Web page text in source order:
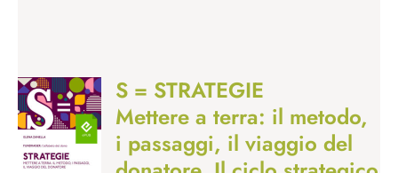
S = STRATEGIE
Mettere a terra: il metodo,
i passaggi, il viaggio del